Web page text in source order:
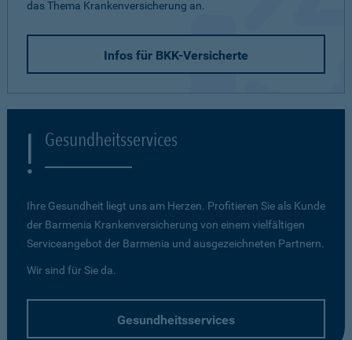
das Thema Krankenversicherung an.
Infos für BKK-Versicherte
Gesundheitsservices
Ihre Gesundheit liegt uns am Herzen. Profitieren Sie als Kunde
der Barmenia Krankenversicherung von einem vielfältigen
Serviceangebot der Barmenia und ausgezeichneten Partnern.
Wir sind für Sie da.
Gesundheitsservices